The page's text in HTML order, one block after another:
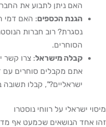
האם ניתן לתבוע את
הגנת הכספים: האם דמי
נסגרת? רוב חברות
הסוחרים.
קבלה מישראל: צרו קשר
אתם מקבלים סוחרים עם
ישראליים?", קבלו תשובה
מיסוי ישראלי על רווחי נוסטרו
זהו אחד הנושאים שכמעט אף